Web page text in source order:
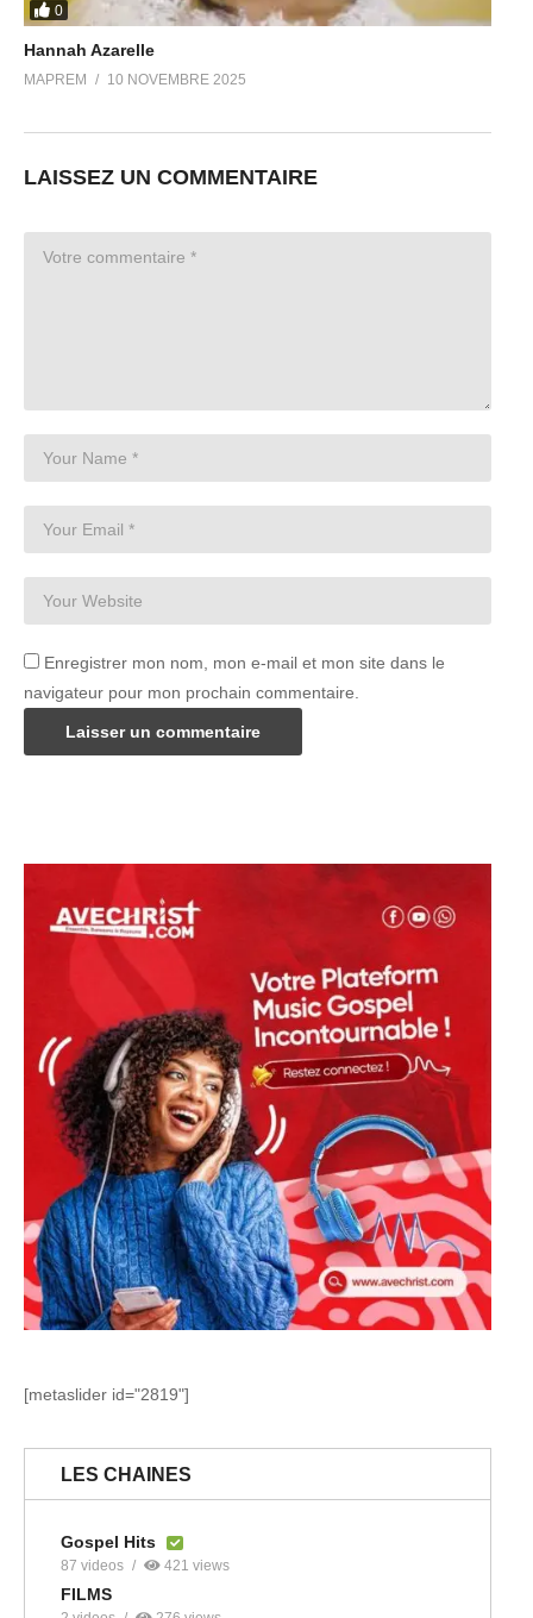
0
Hannah Azarelle
MAPREM 10 NOVEMBRE 2025
LAISSEZ UN COMMENTAIRE
Enregistrer mon nom, mon e-mail et mon site dans le
navigateur pour mon prochain commentaire.
[metaslider id="2819"]
LES CHAINES
Gospel Hits
87 videos 421 views
FILMS